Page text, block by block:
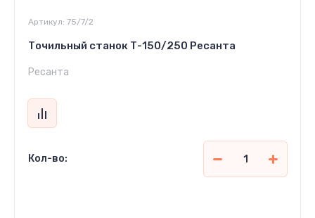
Артикул: 75/7/2
Точильный станок Т-150/250 Ресанта
Ресанта
Кол-во: